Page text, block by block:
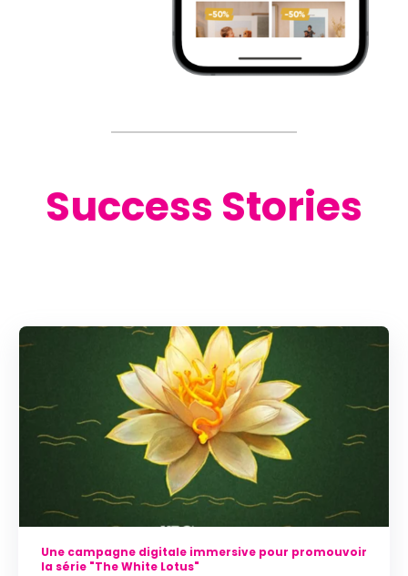
Success Stories
Une campagne digitale immersive pour promouvoir
la série "The White Lotus"